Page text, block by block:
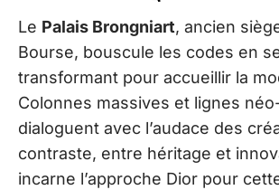
Le Palais Brongniart, ancien
Bourse, bouscule les codes en
transformant pour accueillir la
Colonnes massives et lignes
dialoguent avec l’audace des
contraste, entre héritage et
incarne l’approche Dior pour